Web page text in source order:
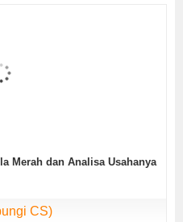
Merah dan Analisa Usahanya
CS)